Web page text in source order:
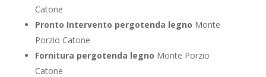
Catone
Pronto Intervento pergotenda legno Monte
Porzio Catone
Fornitura pergotenda legno Monte Porzio
Catone